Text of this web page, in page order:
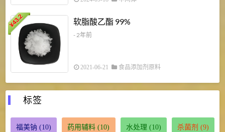
¥
43.2 软脂酸乙酯 99%
- 2年前
2021-06-21 食品添加剂原料
标签
福美钠 (10) 药用辅料 (10) 水处理 (10) 杀菌剂 (9)